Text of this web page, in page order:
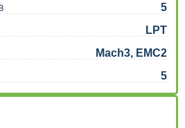
5
LPT
Mach3, EMC2
5